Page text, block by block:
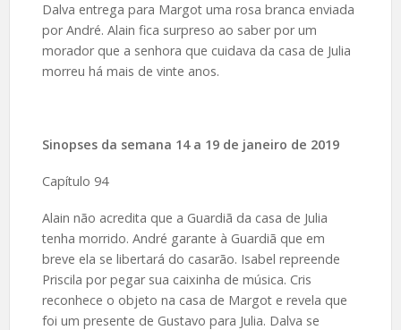
Dalva entrega para Margot uma rosa branca enviada
por André. Alain fica surpreso ao saber por um
morador que a senhora que cuidava da casa de Julia
morreu há mais de vinte anos.
Sinopses da semana 14 a 19 de janeiro de 2019
Capítulo 94
Alain não acredita que a Guardiã da casa de Julia
tenha morrido. André garante à Guardiã que em
breve ela se libertará do casarão. Isabel repreende
Priscila por pegar sua caixinha de música. Cris
reconhece o objeto na casa de Margot e revela que
foi um presente de Gustavo para Julia. Dalva se